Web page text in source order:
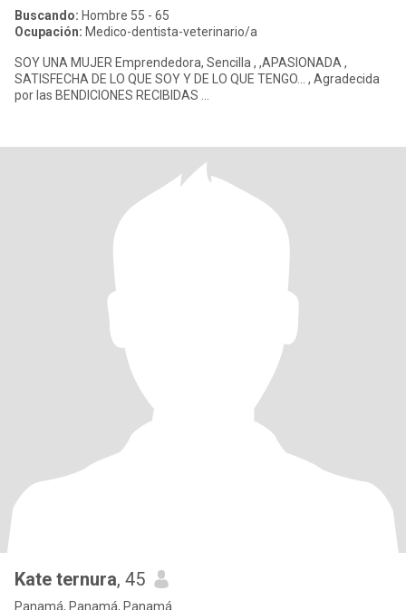
Buscando: Hombre 55 - 65
Ocupación: Medico-dentista-veterinario/a
SOY UNA MUJER Emprendedora, Sencilla , ,APASIONADA ,
SATISFECHA DE LO QUE SOY Y DE LO QUE TENGO... , Agradecida
por las BENDICIONES RECIBIDAS ...
Kate ternura, 45
Panamá, Panamá, Panamá